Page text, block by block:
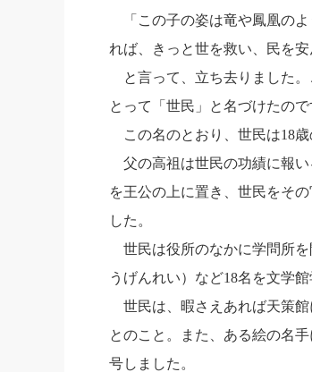
「この子の姿は竜や鳳凰のよ
れば、きっと世を救い、民を安
と言って、立ち去りました。
とって「世民」と名づけたので
この名のとおり、世民は18
父の高祖は世民の功績に報い
を王公の上に置き、世民をそ
した。
世民は役所のなかに学問所を
うげんれい）など18名を文学館
世民は、暇さえあれば天策館
とのこと。また、ある絵の名
号しました。